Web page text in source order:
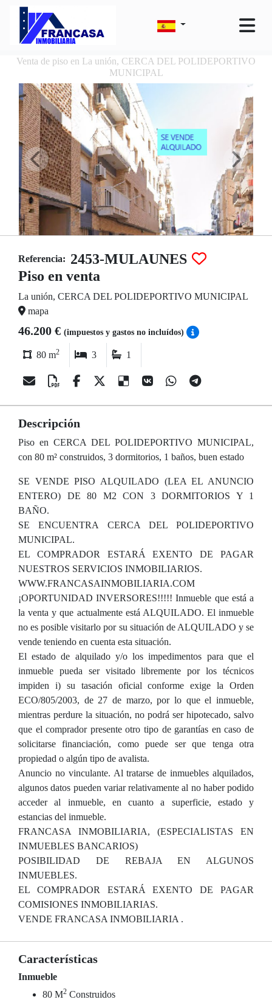
Venta de piso en La unión, CERCA DEL POLIDEPORTIVO
MUNICIPAL
Referencia: 2453-MULAUNES
Piso en venta
La unión, CERCA DEL POLIDEPORTIVO MUNICIPAL
mapa
46.200 € (impuestos y gastos no incluídos)
80 m2 3 1
Descripción
Piso en CERCA DEL POLIDEPORTIVO MUNICIPAL,
con 80 m² construidos, 3 dormitorios, 1 baños, buen estado
SE VENDE PISO ALQUILADO (LEA EL ANUNCIO
ENTERO) DE 80 M2 CON 3 DORMITORIOS Y 1
BAÑO.
SE ENCUENTRA CERCA DEL POLIDEPORTIVO
MUNICIPAL.
EL COMPRADOR ESTARÁ EXENTO DE PAGAR
NUESTROS SERVICIOS INMOBILIARIOS.
WWW.FRANCASAINMOBILIARIA.COM
¡OPORTUNIDAD INVERSORES!!!!! Inmueble que está a
la venta y que actualmente está ALQUILADO. El inmueble
no es posible visitarlo por su situación de ALQUILADO y se
vende teniendo en cuenta esta situación.
El estado de alquilado y/o los impedimentos para que el
inmueble pueda ser visitado libremente por los técnicos
impiden i) su tasación oficial conforme exige la Orden
ECO/805/2003, de 27 de marzo, por lo que el inmueble,
mientras perdure la situación, no podrá ser hipotecado, salvo
que el comprador presente otro tipo de garantías en caso de
solicitarse financiación, como puede ser que tenga otra
propiedad o algún tipo de avalista.
Anuncio no vinculante. Al tratarse de inmuebles alquilados,
algunos datos pueden variar relativamente al no haber podido
acceder al inmueble, en cuanto a superficie, estado y
estancias del inmueble.
FRANCASA INMOBILIARIA, (ESPECIALISTAS EN
INMUEBLES BANCARIOS)
POSIBILIDAD DE REBAJA EN ALGUNOS
INMUEBLES.
EL COMPRADOR ESTARÁ EXENTO DE PAGAR
COMISIONES INMOBILIARIAS.
VENDE FRANCASA INMOBILIARIA .
Características
Inmueble
80 M2 Construidos